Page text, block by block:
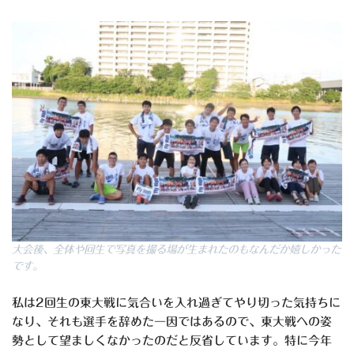
大会後、全体や回生で写真を撮る場が生まれたのもなんだか嬉しかった
です。
私は2回生の東大戦に気合いを入れ過ぎてやり切った気持ちに
なり、それも選手を辞めた一因ではあるので、東大戦への姿
勢として望ましくなかったのだと反省しています。特に今年